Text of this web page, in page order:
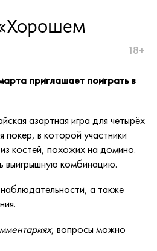
18+
приглашает поиграть в
азартная игра для четырёх
в которой участники
костей, похожих на домино.
выигрышную комбинацию.
а также
, вопросы можно